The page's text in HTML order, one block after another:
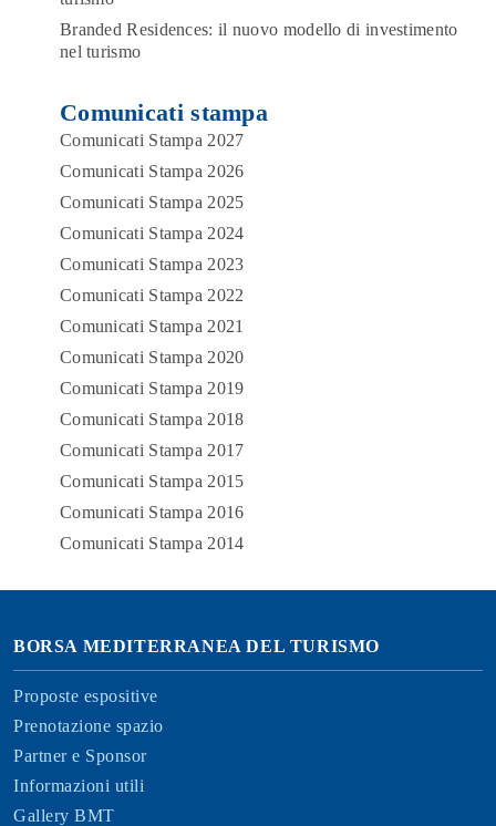
Branded Residences: il nuovo modello di investimento
nel turismo
Comunicati stampa
Comunicati Stampa 2027
Comunicati Stampa 2026
Comunicati Stampa 2025
Comunicati Stampa 2024
Comunicati Stampa 2023
Comunicati Stampa 2022
Comunicati Stampa 2021
Comunicati Stampa 2020
Comunicati Stampa 2019
Comunicati Stampa 2018
Comunicati Stampa 2017
Comunicati Stampa 2015
Comunicati Stampa 2016
Comunicati Stampa 2014
BORSA MEDITERRANEA DEL TURISMO
Proposte espositive
Prenotazione spazio
Partner e Sponsor
Informazioni utili
Gallery BMT